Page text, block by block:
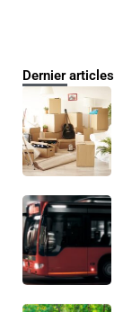
Dernier articles